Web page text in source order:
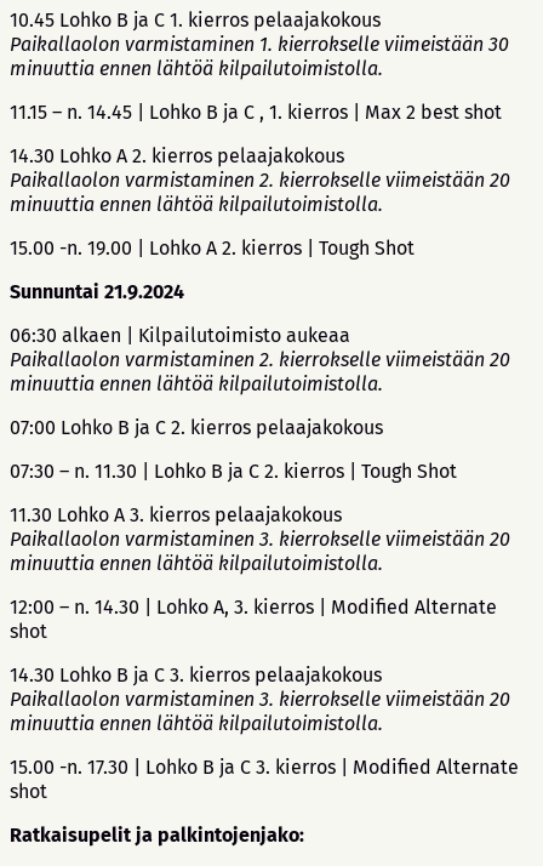
10.45 Lohko B ja C 1. kierros pelaajakokous
Paikallaolon varmistaminen 1. kierrokselle viimeistään 30
minuuttia ennen lähtöä kilpailutoimistolla.
11.15 – n. 14.45 | Lohko B ja C , 1. kierros | Max 2 best shot
14.30 Lohko A 2. kierros pelaajakokous
Paikallaolon varmistaminen 2. kierrokselle viimeistään 20
minuuttia ennen lähtöä kilpailutoimistolla.
15.00 -n. 19.00 | Lohko A 2. kierros | Tough Shot
Sunnuntai 21.9.2024
06:30 alkaen | Kilpailutoimisto aukeaa
Paikallaolon varmistaminen 2. kierrokselle viimeistään 20
minuuttia ennen lähtöä kilpailutoimistolla.
07:00 Lohko B ja C 2. kierros pelaajakokous
07:30 – n. 11.30 | Lohko B ja C 2. kierros | Tough Shot
11.30 Lohko A 3. kierros pelaajakokous
Paikallaolon varmistaminen 3. kierrokselle viimeistään 20
minuuttia ennen lähtöä kilpailutoimistolla.
12:00 – n. 14.30 | Lohko A, 3. kierros | Modified Alternate
shot
14.30 Lohko B ja C 3. kierros pelaajakokous
Paikallaolon varmistaminen 3. kierrokselle viimeistään 20
minuuttia ennen lähtöä kilpailutoimistolla.
15.00 -n. 17.30 | Lohko B ja C 3. kierros | Modified Alternate
shot
Ratkaisupelit ja palkintojenjako: